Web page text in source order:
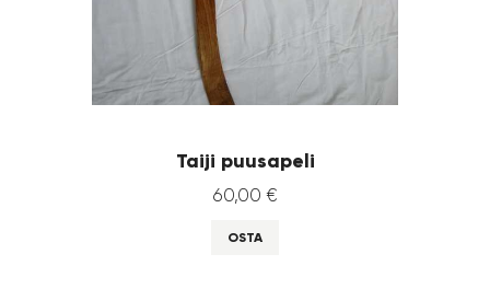
Taiji puusapeli
60,00 €
OSTA